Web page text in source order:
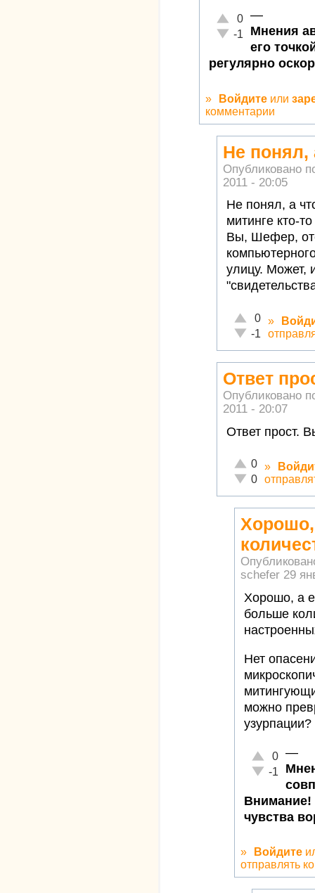
Отлично!
0
Неадекватно!
-1
—
Мнения
его
регулярно
» Войдите или
комментарии
Не понял,
Опубликовано
2011 - 20:05
Не понял, а
митинге кто-
Вы, Шефер,
улицу. Может,
Отлично!
0
Неадекватно!
-1
»
Ответ
Опубликовано
2011 - 20:07
Ответ прост.
Отлично!
0
Неадекватно!
0
»
schefer 29
Хорошо, а
больше
Нет
можно
узурпации?
Отлично!
0
Неадекватно!
-1
—
Внимание!
чувства
» Войдите
отправлять